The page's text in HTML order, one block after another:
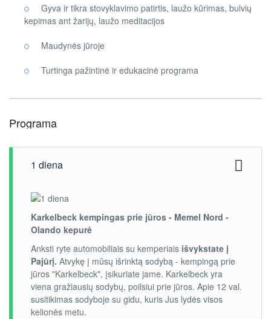
Gyva ir tikra stovyklavimo patirtis, laužo kūrimas, bulvių
kepimas ant žarijų, laužo meditacijos
Maudynės jūroje
Turtinga pažintinė ir edukacinė programa
Programa
1 diena
Karkelbeck kempingas prie jūros - Memel Nord -
Olando kepurė
Anksti ryte automobiliais su kemperiais išvykstate į
Pajūrį. Atvykę į mūsų išrinktą sodybą - kempingą prie
jūros "Karkelbeck", įsikuriate jame. Karkelbeck yra
viena gražiausių sodybų, poilsiui prie jūros. Apie 12 val.
susitikimas sodyboje su gidu, kuris Jus lydės visos
kelionės metu.